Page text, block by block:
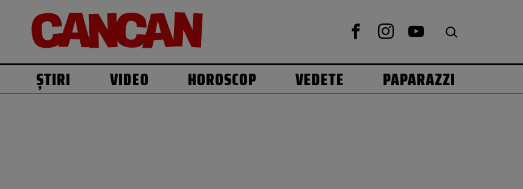
ȘTIRI VIDEO HOROSCOP VEDETE PAPARAZZI